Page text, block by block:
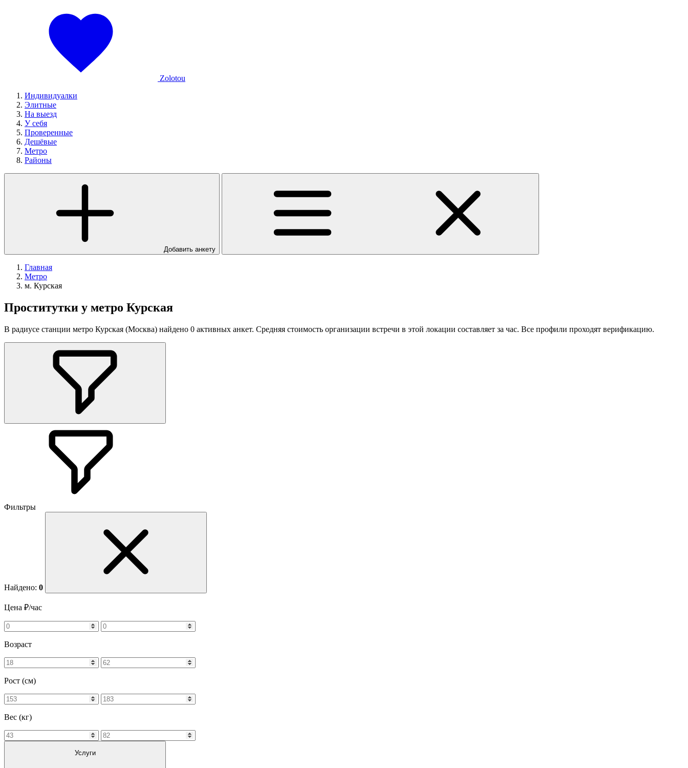
Zolotou
Индивидуалки
Элитные
На выезд
У себя
Проверенные
Дешёвые
Метро
Районы
Добавить анкету
Главная
Метро
м. Курская
Проститутки у метро Курская
В радиусе станции метро Курская (Москва) найдено 0 активных анкет. Средняя стоимость организации встречи в этой локации составляет за час. Все профили проходят верификацию.
Фильтры
Найдено: 0
Цена ₽/час
Возраст
Рост (см)
Вес (кг)
Услуги